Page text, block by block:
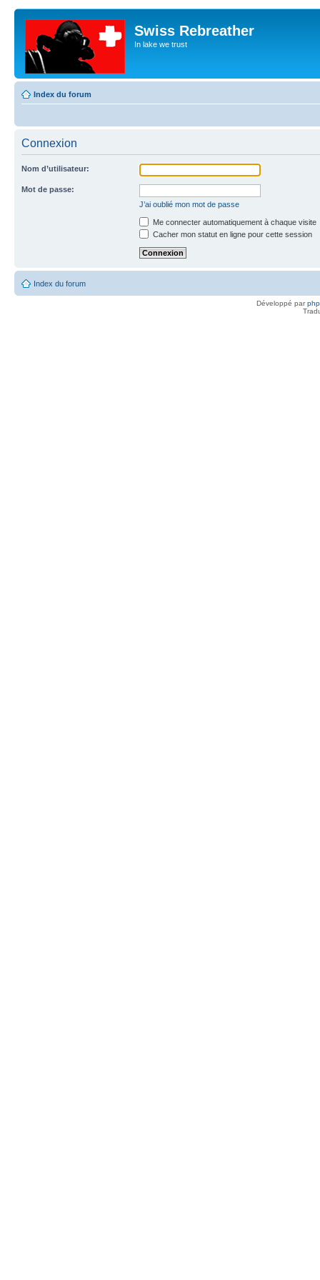
Swiss Rebreather
In lake we trust
Index du forum
Connexion
Nom d’utilisateur:
Mot de passe:
J’ai oublié mon mot de passe
Me connecter automatiquement à chaque visite
Cacher mon statut en ligne pour cette session
Index du forum
Développé par